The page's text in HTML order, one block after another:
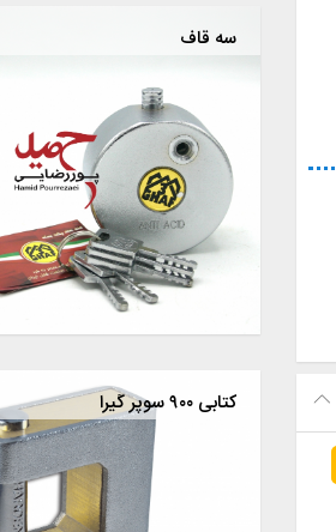
سه قاف
کتابی ۹۰۰ سوپر گیرا